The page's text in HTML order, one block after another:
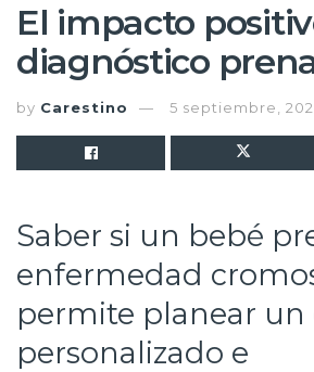
El impacto
diagnóstico
by Carestino 5 septiembre,
Saber si un bebé
enfermedad
permite planear un
personalizado e